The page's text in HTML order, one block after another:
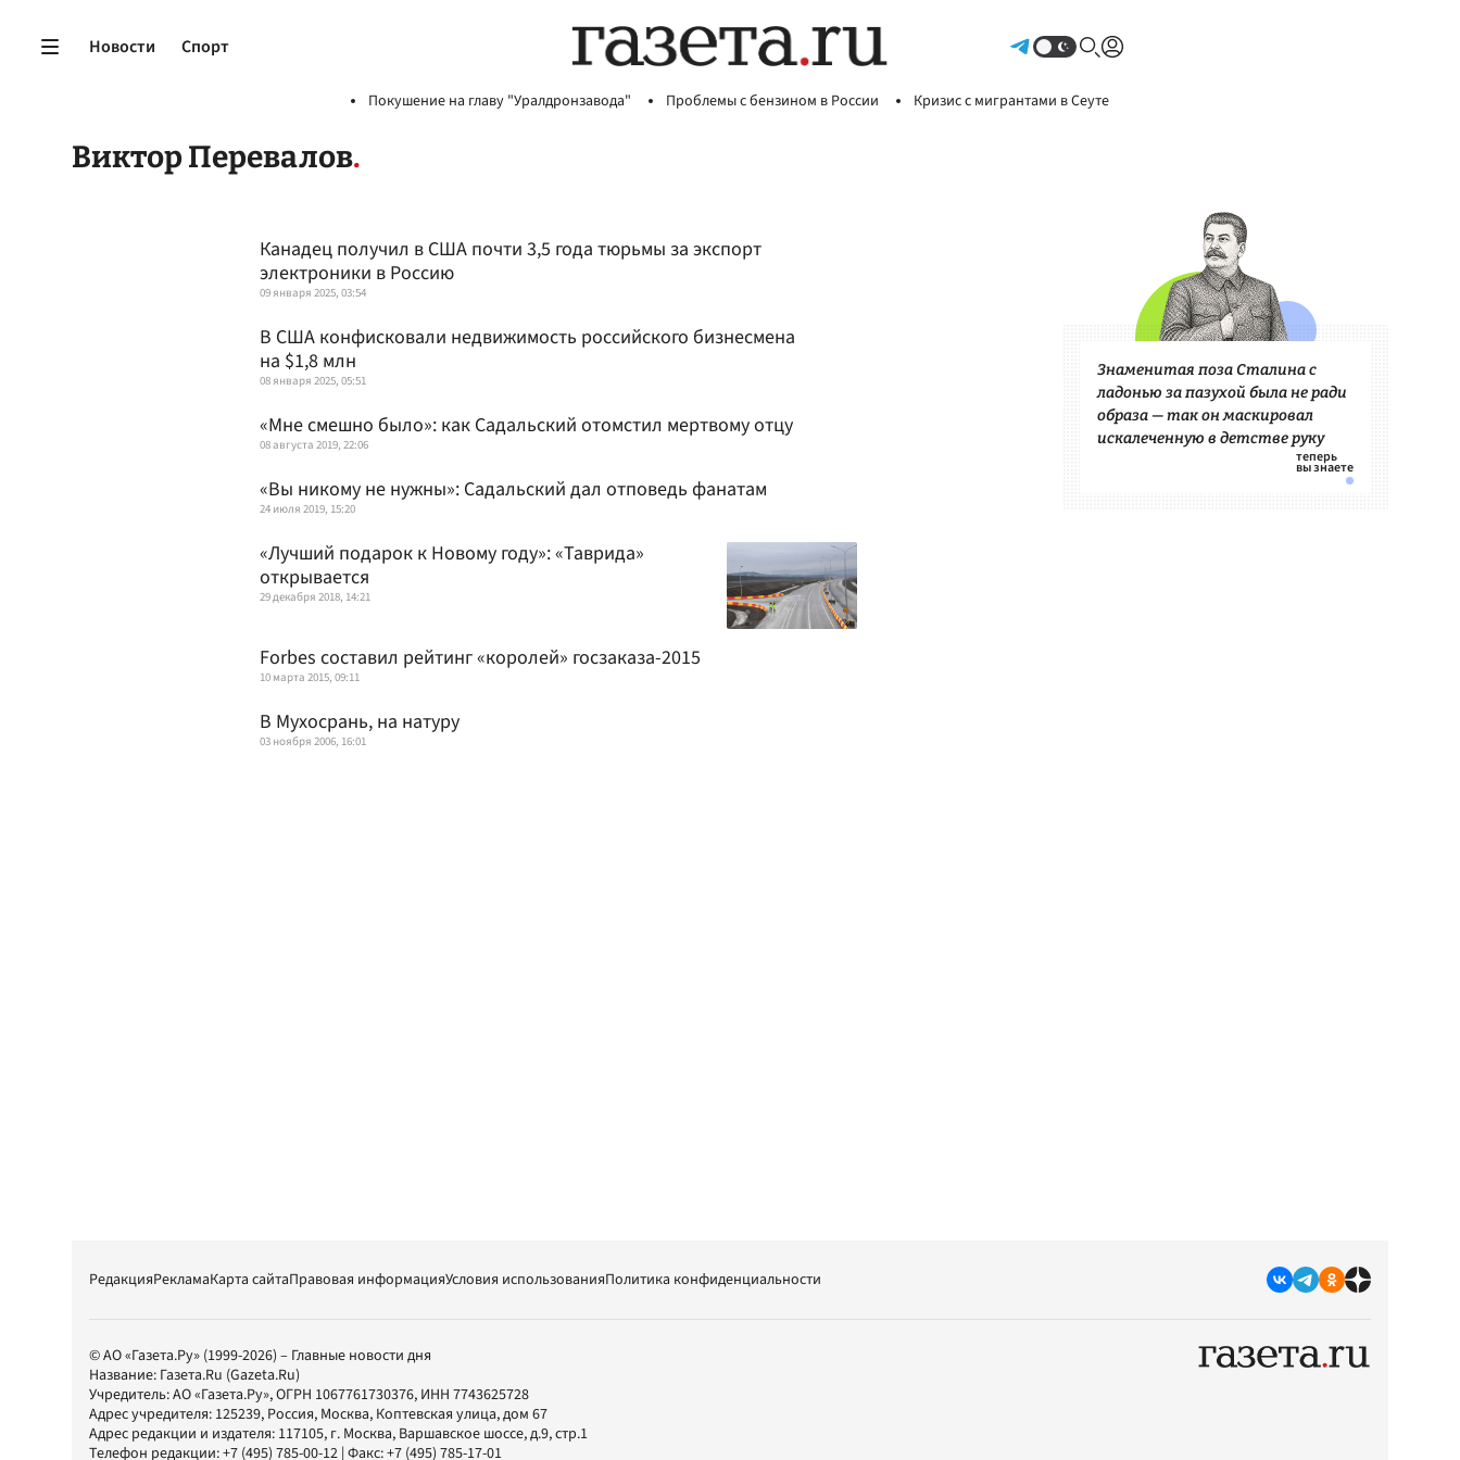
Новости Спорт
Покушение на главу "Уралдронзавода" Проблемы с бензином в России Кризис с мигрантами в Сеуте
Виктор Перевалов
Канадец получил в США почти 3,5 года тюрьмы за экспорт
электроники в Россию
09 января 2025, 03:54
В США конфисковали недвижимость российского бизнесмена
на $1,8 млн
08 января 2025, 05:51
«Мне смешно было»: как Садальский отомстил мертвому отцу
08 августа 2019, 22:06
«Вы никому не нужны»: Садальский дал отповедь фанатам
24 июля 2019, 15:20
«Лучший подарок к Новому году»: «Таврида»
открывается
29 декабря 2018, 14:21
Forbes составил рейтинг «королей» госзаказа-2015
10 марта 2015, 09:11
В Мухосрань, на натуру
03 ноября 2006, 16:01
Знаменитая поза Сталина с
ладонью за пазухой была не ради
образа — так он маскировал
искалеченную в детстве руку
РедакцияРекламаКарта сайтаПравовая информацияУсловия использованияПолитика конфиденциальности
© АО «Газета.Ру» (1999-2026) – Главные новости дня
Название: Газета.Ru (Gazeta.Ru)
Учредитель:АО «Газета.Ру», ОГРН 1067761730376, ИНН 7743625728
Адрес учредителя: 125239, Россия, Москва, Коптевская улица, дом 67
Адрес редакции и издателя: 117105, г. Москва, Варшавское шоссе, д.9, стр.1
Телефон редакции:+7 (495) 785-00-12 | Факс:+7 (495) 785-17-01